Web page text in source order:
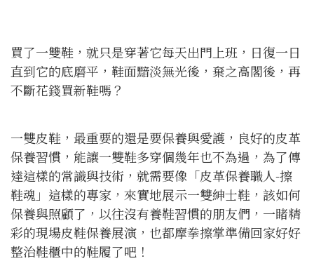
買了一雙鞋，就只是穿著它每天出門上班，日復一日
直到它的底磨平，鞋面黯淡無光後，棄之高閣後，再
不斷花錢買新鞋嗎？
一雙皮鞋，最重要的還是要保養與愛護，良好的皮革
保養習慣，能讓一雙鞋多穿個幾年也不為過，為了傳
達這樣的常識與技術，就需要像「皮革保養職人-擦
鞋魂」這樣的專家，來實地展示一雙紳士鞋，該如何
保養與照顧了，以往沒有養鞋習慣的朋友們，一睹精
彩的現場皮鞋保養展演，也都摩拳擦掌準備回家好好
整治鞋櫃中的鞋履了吧！